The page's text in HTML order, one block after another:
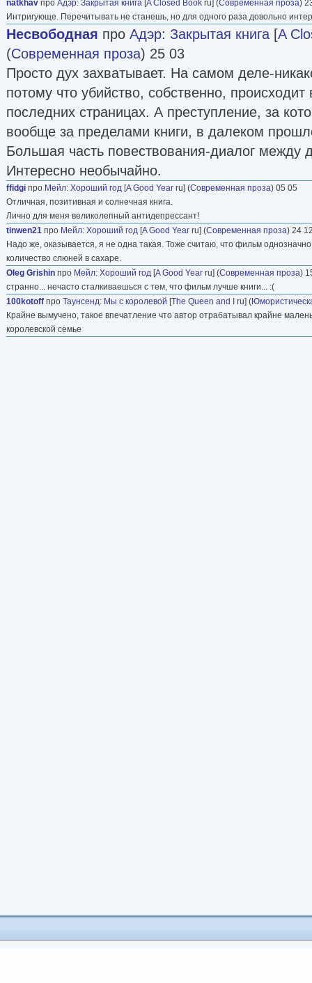
natkhav про Адэр: Закрытая книга A Closed Book ru] (Современная проза)
Интригующе. Перечитывать не станешь, но для одного раза довольно
Несвободная про Адэр: Закрытая книга [A
(Современная проза) 25 03
Просто дух захватывает. На самом деле-
потому что убийство, собственно,
последних страницах. А преступление, за
вообще за пределами книги, в далеком
Большая часть повествования-диалог
Интересно необычайно.
ffidgi про Мейл: Хороший год [A Good Year ru] (Современная проза) 05 05
Отличная, позитивная и солнечная книга.
Лично для меня великолепный антидепрессант!
tinwen21 про Мейл: Хороший год [A Good Year ru] (Современная проза) 24
Надо же, оказывается, я не одна такая. Тоже считаю, что фильм
количество слюней в сахаре.
Oleg Grishin про Мейл: Хороший год [A Good Year ru] (Современная проза)
странно... нечасто сталкиваешься с тем, что фильм лучше книги... :(
100kotoff про Таунсенд: Мы с королевой [The Queen and I ru] (
Крайне вымучено, такое впечатление что автор отрабатывал крайне
королевской семье